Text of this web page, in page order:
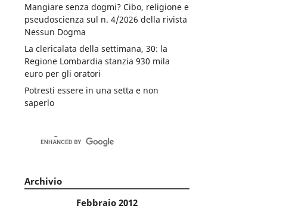
Mangiare senza dogmi? Cibo, religione e
pseudoscienza sul n. 4/2026 della rivista
Nessun Dogma
La clericalata della settimana, 30: la
Regione Lombardia stanzia 930 mila
euro per gli oratori
Potresti essere in una setta e non
saperlo
Archivio
Febbraio 2012